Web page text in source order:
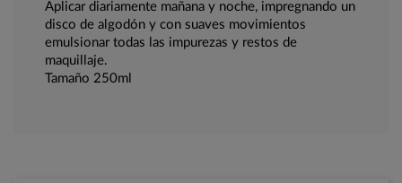
Aplicar diariamente mañana y noche, impregnando un
disco de algodón y con suaves movimientos
emulsionar todas las impurezas y restos de
maquillaje.
Tamaño 250ml